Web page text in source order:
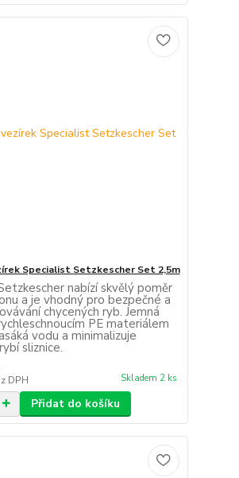
Specialist Setzkescher Set 2,5m
nabízí skvělý poměr
a je vhodný pro bezpečné a
chycených ryb. Jemná
PE materiálem
vodu a minimalizuje
sliznice.
DPH Skladem 2 ks
Přidat do košíku